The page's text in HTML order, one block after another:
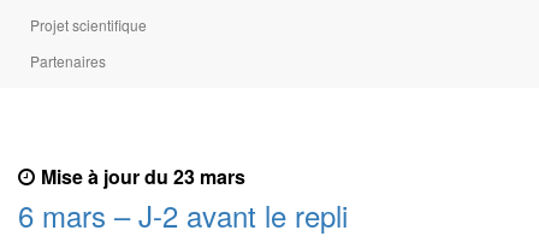
Projet scientifique
Partenaires
Mise à jour du 23 mars
6 mars – J-2 avant le repli